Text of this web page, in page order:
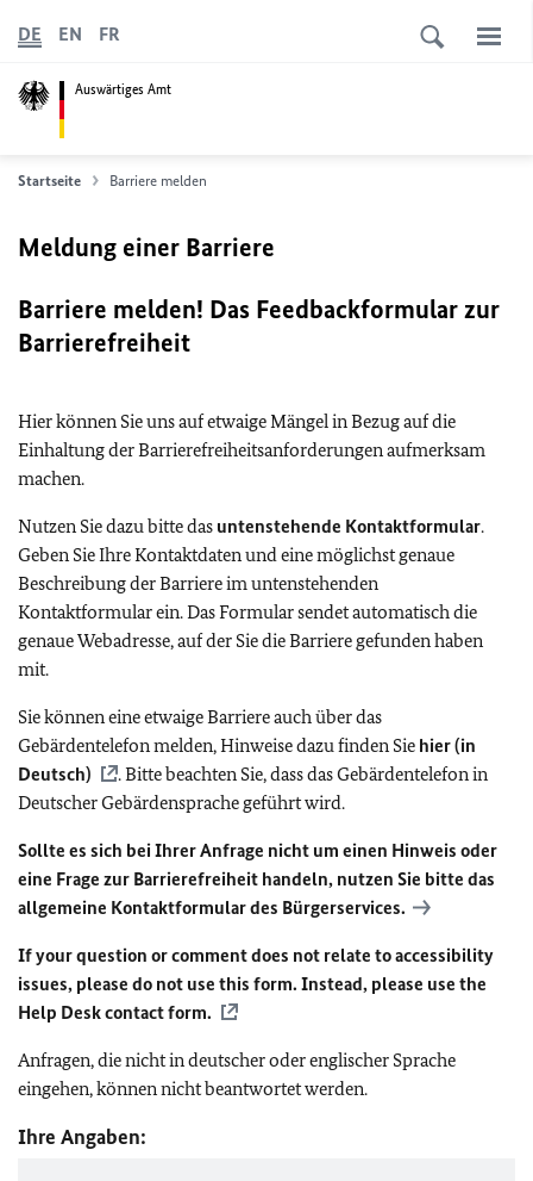
Auswärtiges Amt
DE EN FR
Startseite Barriere melden
Meldung einer Barriere
Barriere melden! Das Feedbackformular zur
Barrierefreiheit
Hier können Sie uns auf etwaige Mängel in Bezug auf die
Einhaltung der Barrierefreiheitsanforderungen aufmerksam
machen.
Nutzen Sie dazu bitte das untenstehende Kontaktformular.
Geben Sie Ihre Kontaktdaten und eine möglichst genaue
Beschreibung der Barriere im untenstehenden
Kontaktformular ein. Das Formular sendet automatisch die
genaue Webadresse, auf der Sie die Barriere gefunden haben
mit.
Sie können eine etwaige Barriere auch über das
Gebärdentelefon melden, Hinweise dazu finden Sie hier (in
Deutsch)
. Bitte beachten Sie, dass das Gebärdentelefon in
Deutscher Gebärdensprache geführt wird.
Sollte es sich bei Ihrer Anfrage nicht um einen Hinweis oder
eine Frage zur Barrierefreiheit handeln, nutzen Sie bitte das
allgemeine Kontaktformular des Bürgerservices.
If your question or comment does not relate to accessibility
issues, please do not use this form. Instead, please use the
Help Desk contact form.
Anfragen, die nicht in deutscher oder englischer Sprache
eingehen, können nicht beantwortet werden.
Ihre Angaben: